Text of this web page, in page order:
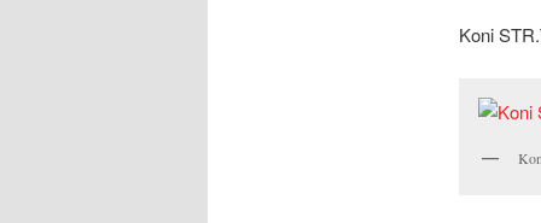
Koni